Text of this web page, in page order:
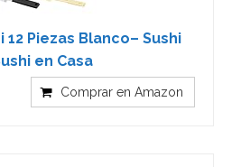
12 Piezas Blanco– Sushi
en Casa
Comprar en Amazon